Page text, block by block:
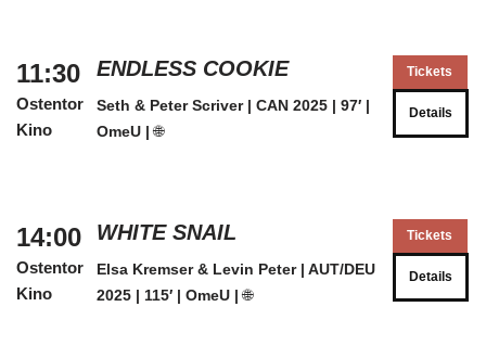
11:30
Ostentor
Kino
ENDLESS COOKIE
Seth & Peter Scriver | CAN 2025 | 97′ |
OmeU |🌐
Tickets
Details
14:00
Ostentor
Kino
WHITE SNAIL
Elsa Kremser & Levin Peter | AUT/DEU
2025 | 115′ | OmeU |🌐
Tickets
Details